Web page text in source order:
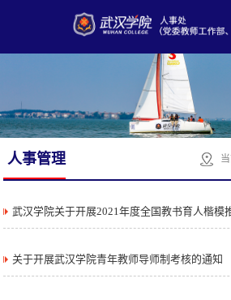
人事管理
关于开展武汉学院青年教师导师制考核的通知